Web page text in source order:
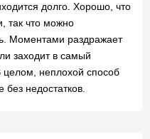
долго. Хорошо, что
так что можно
Моментами раздражает
заходит в самый
неплохой способ
недостатков.